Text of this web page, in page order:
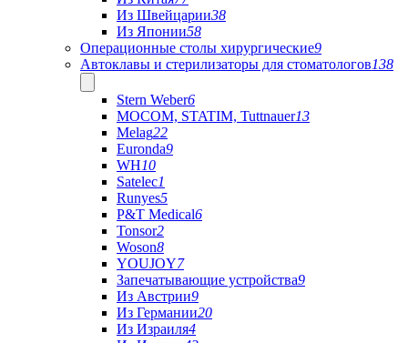
Из Швейцарии38
Из Японии58
Операционные столы хирургические9
Автоклавы и стерилизаторы для стоматологов138
Stern Weber6
MOCOM, STATIM, Tuttnauer13
Melag22
Euronda9
WH10
Satelec1
Runyes5
P&T Medical6
Tonsor2
Woson8
YOUJOY7
Запечатывающие устройства9
Из Австрии9
Из Германии20
Из Израиля4